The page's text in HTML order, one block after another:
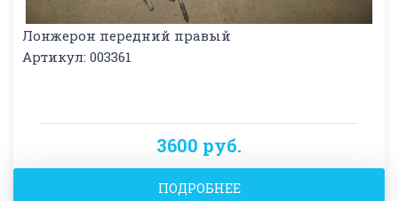
Лонжерон передний правый
Артикул: 003361
3600 руб.
ПОДРОБНЕЕ